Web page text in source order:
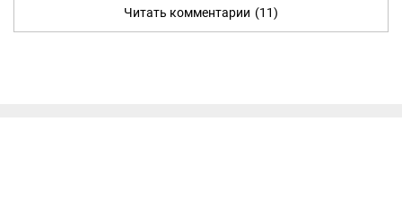
Читать комментарии (11)